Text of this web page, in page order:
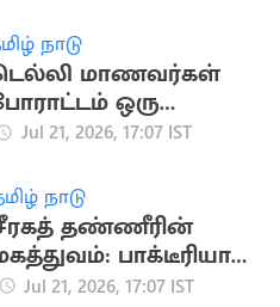
நாடு
மாணவர்கள்
ஒரு
Jul 21, 2026, 17:07 IST
நாடு
தண்ணீரின்
பாக்டீரியா
தொற்று முதல் இதய
Jul 21, 2026, 17:07 IST